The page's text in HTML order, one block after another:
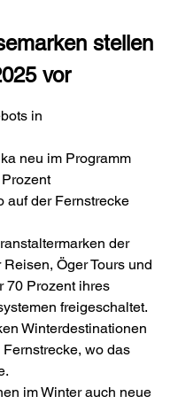
stellen
vor
in
neu im Programm
auf der Fernstrecke
der
Öger Tours und
70 Prozent ihres
freigeschaltet.
Winterdestinationen
wo das
im Winter auch neue